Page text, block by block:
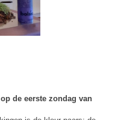
de eerste zondag van